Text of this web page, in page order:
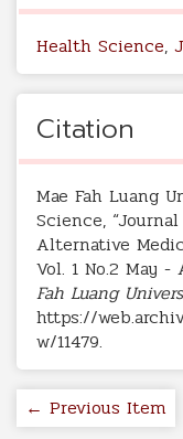
Health Science,
Citation
Mae Fah Luang
Science,
Alternative
Vol. 1 No.2 May -
Fah Luang
https://
w/11479.
← Previous Item